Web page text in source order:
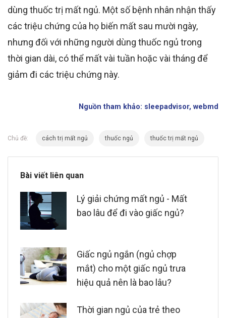
dùng thuốc trị mất ngủ. Một số bệnh nhân nhận thấy
các triệu chứng của họ biến mất sau mười ngày,
nhưng đối với những người dùng thuốc ngủ trong
thời gian dài, có thể mất vài tuần hoặc vài tháng để
giảm đi các triệu chứng này.
Nguồn tham khảo: sleepadvisor, webmd
Chủ đề: cách trị mất ngủ thuốc ngủ thuốc trị mất ngủ
Bài viết liên quan
Lý giải chứng mất ngủ - Mất
bao lâu để đi vào giấc ngủ?
Giấc ngủ ngắn (ngủ chợp
mắt) cho một giấc ngủ trưa
hiệu quả nên là bao lâu?
Thời gian ngủ của trẻ theo